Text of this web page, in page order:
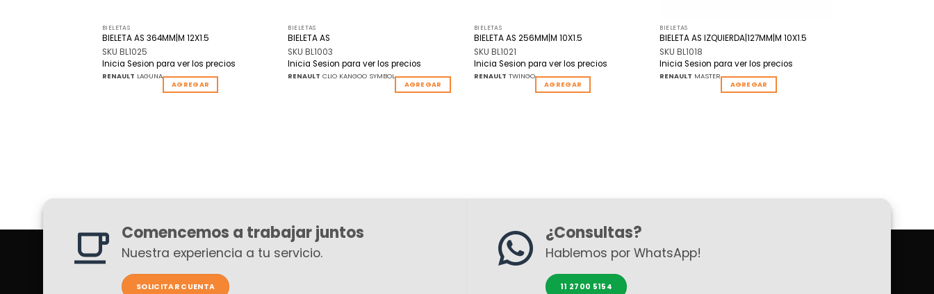
BIELETAS
BIELETA AS 364MM|M 12X1.5
SKU BL1025
Inicia Sesion para ver los precios
RENAULT LAGUNA
AGREGAR
BIELETAS
BIELETA AS
SKU BL1003
Inicia Sesion para ver los precios
RENAULT CLIO KANGOO SYMBOL
AGREGAR
BIELETAS
BIELETA AS 256MM|M 10X1.5
SKU BL1021
Inicia Sesion para ver los precios
RENAULT TWINGO
AGREGAR
BIELETAS
BIELETA AS IZQUIERDA|127MM|M 10X1.5
SKU BL1018
Inicia Sesion para ver los precios
RENAULT MASTER
AGREGAR
Comencemos a trabajar juntos
Nuestra experiencia a tu servicio.
SOLICITAR CUENTA
¿Consultas?
Hablemos por WhatsApp!
11 2700 5154